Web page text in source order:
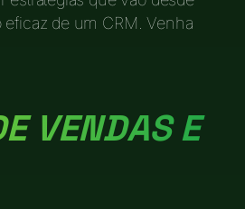
de um CRM. Venha
VENDAS E